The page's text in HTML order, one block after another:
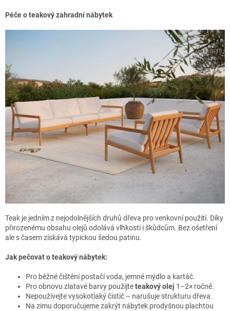
Péče o teakový zahradní nábytek
Teak je jedním z nejodolnějších druhů dřeva pro venkovní použití. Díky
přirozenému obsahu olejů odolává vlhkosti i škůdcům. Bez ošetření
ale s časem získává typickou šedou patinu.
Jak pečovat o teakový nábytek:
Pro běžné čištění postačí voda, jemné mýdlo a kartáč.
Pro obnovu zlatavé barvy použijteteakový olej 1–2× ročně.
Nepoužívejte vysokotlaký čistič – narušuje strukturu dřeva.
Na zimu doporučujeme zakrýt nábytek prodyšnou plachtou